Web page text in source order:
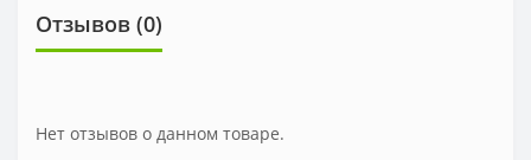
Отзывов (0)
Нет отзывов о данном товаре.